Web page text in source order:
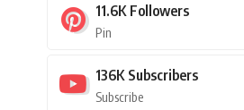
11.6K Followers
Pin
136K Subscribers
Subscribe